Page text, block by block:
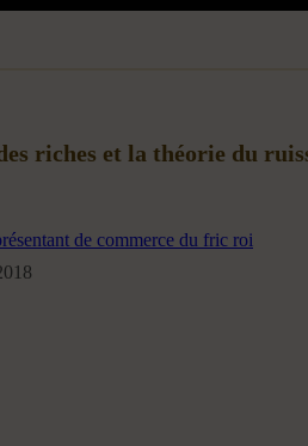
riches et la théorie du
de commerce du fric roi